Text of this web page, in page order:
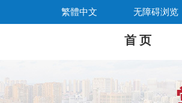
繁體中文 无障碍浏览
首 页